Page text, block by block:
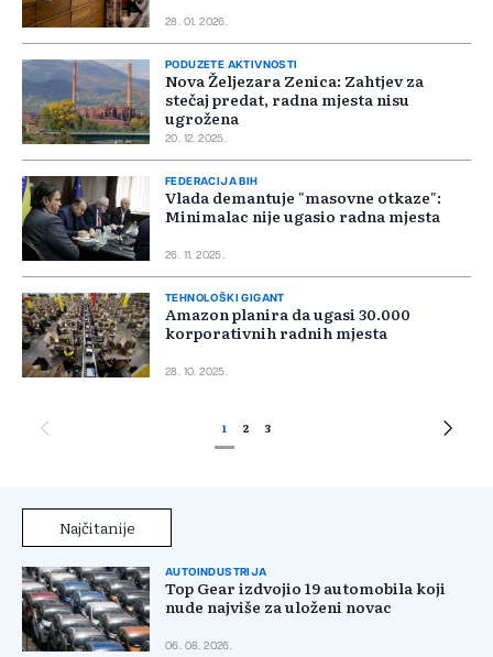
28. 01. 2026.
PODUZETE AKTIVNOSTI
Nova Željezara Zenica: Zahtjev za
stečaj predat, radna mjesta nisu
ugrožena
20. 12. 2025.
FEDERACIJA BIH
Vlada demantuje "masovne otkaze":
Minimalac nije ugasio radna mjesta
26. 11. 2025.
TEHNOLOŠKI GIGANT
Amazon planira da ugasi 30.000
korporativnih radnih mjesta
28. 10. 2025.
1 2 3
Najčitanije
AUTOINDUSTRIJA
Top Gear izdvojio 19 automobila koji
nude najviše za uloženi novac
06. 08. 2026.